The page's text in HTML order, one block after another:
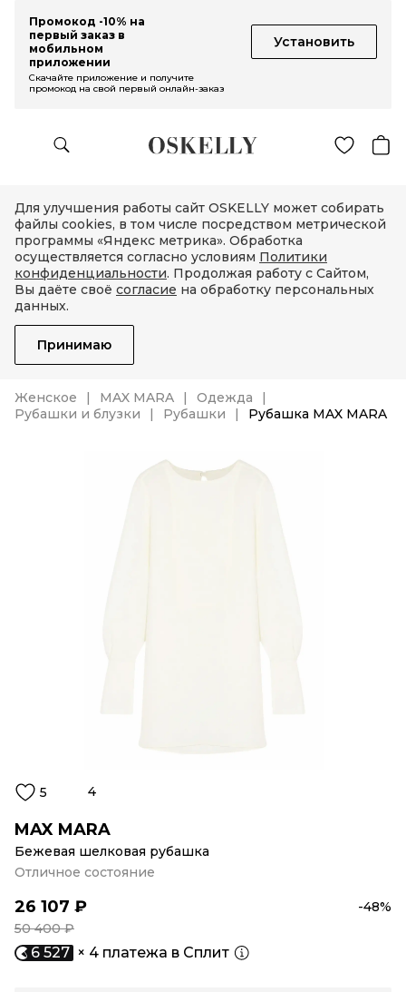
Промокод -10% на
первый заказ в
мобильном
приложении
Установить
Скачайте приложение и получите
промокод на свой первый онлайн-заказ
Для улучшения работы сайт OSKELLY может собирать
файлы cookies, в том числе посредством метрической
программы «Яндекс метрика». Обработка
осуществляется согласно условиям Политики
конфиденциальности. Продолжая работу с Сайтом,
Вы даёте своё согласие на обработку персональных
данных.
Принимаю
Женское MAX MARA
Одежда
Рубашки и блузки
Рубашки Рубашка MAX MARA
5 4
MAX MARA
Бежевая шелковая рубашка
Отличное состояние
26 107 ₽
-48%
50 400 ₽
6 527 × 4 платежа в Сплит